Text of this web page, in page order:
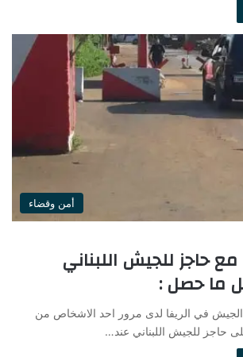
أمن وقضاء
حاجز للجيش اللبناني
ما حصل :
في الريفا لدى مرور احد الاشخاص من
على حاجز للجيش اللبناني عند…